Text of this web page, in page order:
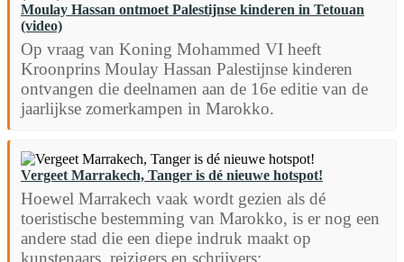
Moulay Hassan ontmoet Palestijnse kinderen in Tetouan
(video)
Op vraag van Koning Mohammed VI heeft
Kroonprins Moulay Hassan Palestijnse kinderen
ontvangen die deelnamen aan de 16e editie van de
jaarlijkse zomerkampen in Marokko.
Vergeet Marrakech, Tanger is dé nieuwe hotspot!
Hoewel Marrakech vaak wordt gezien als dé
toeristische bestemming van Marokko, is er nog een
andere stad die een diepe indruk maakt op